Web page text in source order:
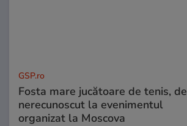
GSP.ro
Fosta mare jucătoare de tenis, de
nerecunoscut la evenimentul
organizat la Moscova